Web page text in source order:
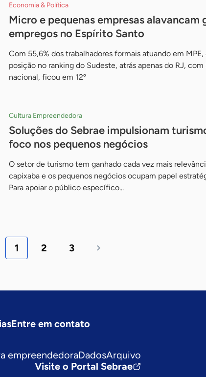
Economia & Política
Micro e pequenas empresas alavancam
empregos no Espírito Santo
Com 55,6% dos trabalhadores formais atuando em
posição no ranking do Sudeste, atrás apenas do RJ, com
nacional, ficou em 12º
Cultura Empreendedora
Soluções do Sebrae impulsionam
foco nos pequenos negócios
O setor de turismo tem ganhado cada vez mais
capixaba e os pequenos negócios ocupam papel
Para apoiar o público específico...
1 2 3
Entre em contato
empreendedoraDadosArquivo
Visite o Portal Sebrae